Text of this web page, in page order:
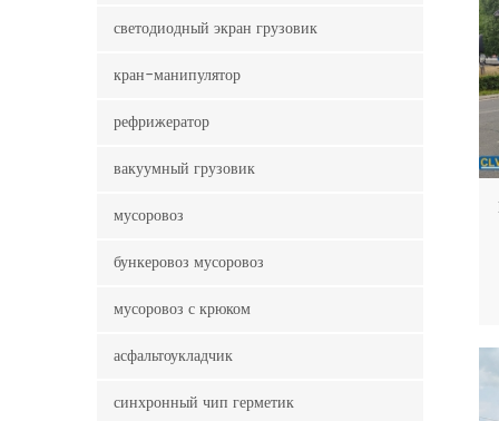
светодиодный экран грузовик
кран-манипулятор
рефрижератор
вакуумный грузовик
мусоровоз
бункеровоз мусоровоз
мусоровоз с крюком
асфальтоукладчик
синхронный чип герметик